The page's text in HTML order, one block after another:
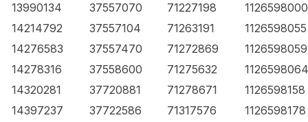
13990134
37557070 71227198
1126598000
14214792
37557104 71263191
1126598055
14276583
37557470 71272869
1126598059
14278316
37558600 71275632
1126598064
14320281
37720881 71278671
1126598158
14397237
37722586 71317576
1126598178